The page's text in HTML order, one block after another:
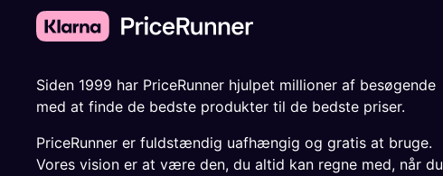
Siden 1999 har PriceRunner hjulpet millioner af besøgende
med at finde de bedste produkter til de bedste priser.
PriceRunner er fuldstændig uafhængig og gratis at bruge.
Vores vision er at være den, du altid kan regne med, når du